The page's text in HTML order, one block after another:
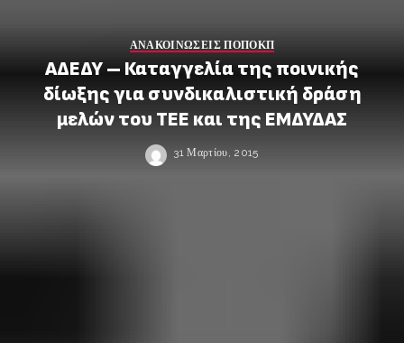
ΑΝΑΚΟΙΝΩΣΕΙΣ ΠΟΠΟΚΠ
ΑΔΕΔΥ – Καταγγελία της ποινικής
δίωξης για συνδικαλιστική δράση
μελών του ΤΕΕ και της ΕΜΔΥΔΑΣ
31 Μαρτίου, 2015